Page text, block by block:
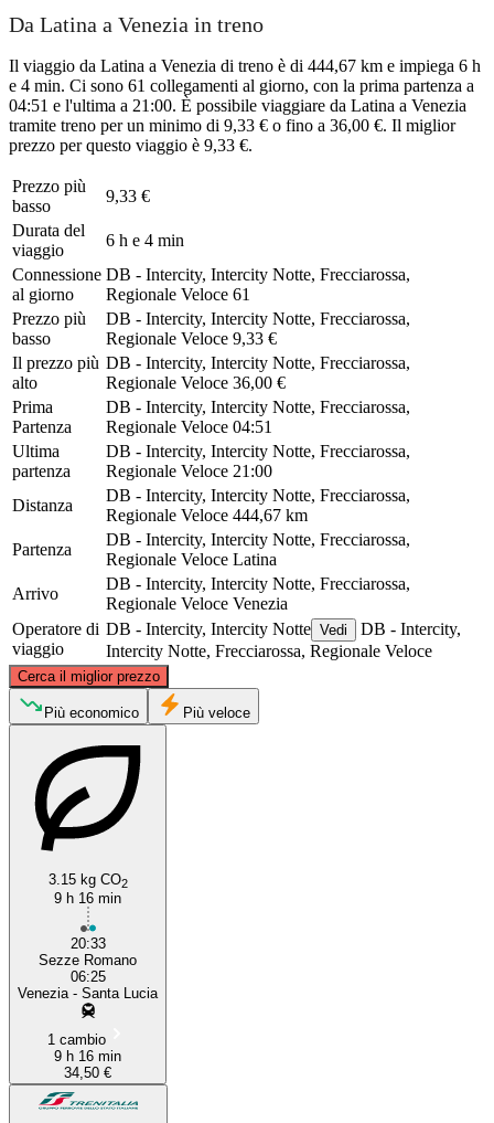
Da Latina a Venezia in treno
Il viaggio da Latina a Venezia di treno è di 444,67 km e impiega 6 h
e 4 min. Ci sono 61 collegamenti al giorno, con la prima partenza a
04:51 e l'ultima a 21:00. È possibile viaggiare da Latina a Venezia
tramite treno per un minimo di 9,33 € o fino a 36,00 €. Il miglior
prezzo per questo viaggio è 9,33 €.
Prezzo più
basso
9,33 €
Durata del
viaggio
6 h e 4 min
Connessione
al giorno
DB - Intercity, Intercity Notte, Frecciarossa,
Regionale Veloce 61
Prezzo più
basso
DB - Intercity, Intercity Notte, Frecciarossa,
Regionale Veloce 9,33 €
Il prezzo più
alto
DB - Intercity, Intercity Notte, Frecciarossa,
Regionale Veloce 36,00 €
Prima
Partenza
DB - Intercity, Intercity Notte, Frecciarossa,
Regionale Veloce 04:51
Ultima
partenza
DB - Intercity, Intercity Notte, Frecciarossa,
Regionale Veloce 21:00
Distanza
DB - Intercity, Intercity Notte, Frecciarossa,
Regionale Veloce 444,67 km
Partenza
DB - Intercity, Intercity Notte, Frecciarossa,
Regionale Veloce Latina
Arrivo
DB - Intercity, Intercity Notte, Frecciarossa,
Regionale Veloce Venezia
Operatore di
viaggio
DB - Intercity, Intercity Notte Vedi
DB - Intercity,
Intercity Notte, Frecciarossa, Regionale Veloce
Cerca il miglior prezzo
Venice
©CARTO, ©OpenStreetMap contributors
Più economico Più veloce
3.15 kg CO2
9 h 16 min
20:33
Sezze Romano
06:25
Venezia - Santa Lucia
1 cambio
9 h 16 min
34,50 €